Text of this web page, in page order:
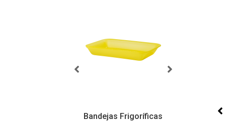
Bandejas Frigoríficas